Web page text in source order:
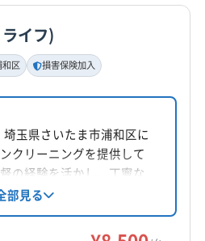
たま市岩槻区
市西区
さいたま市大宮区
さいたま市北区
イフ)
区 損害保険加入
玉県さいたま市浦和区に
クリーニングを提供して
の経験を活かし、丁寧な
料金8,500円からで、複数
充実。損害保険加入済み
定休で営業し、対応エリ
部見る